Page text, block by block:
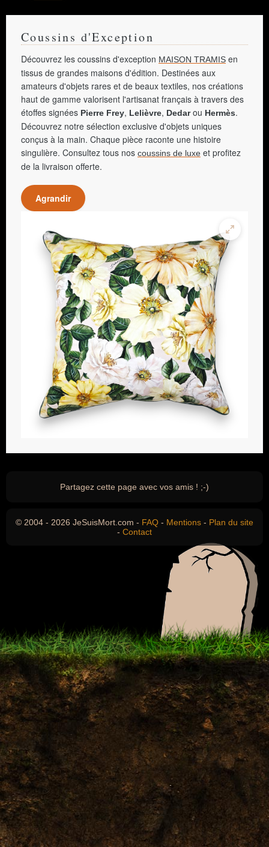
Coussins d'Exception
Découvrez les coussins d'exception MAISON TRAMIS en
tissus de grandes maisons d'édition. Destinées aux
amateurs d'objets rares et de beaux textiles, nos créations
haut de gamme valorisent l'artisanat français à travers des
étoffes signées Pierre Frey, Lelièvre, Dedarou Hermès.
Découvrez notre sélection exclusive d'objets uniques
conçus à la main. Chaque pièce raconte une histoire
singulière. Consultez tous nos coussins de luxe et profitez
de la livraison offerte.
Agrandir
Partagez cette page avec vos amis ! ;-)
© 2004 - 2026 JeSuisMort.com - FAQ - Mentions - Plan du site
- Contact